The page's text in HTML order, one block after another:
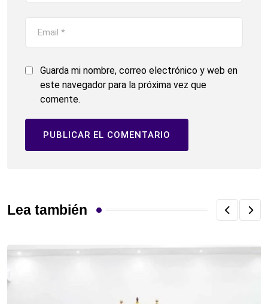
Guarda mi nombre, correo electrónico y web en
este navegador para la próxima vez que
comente.
Lea también